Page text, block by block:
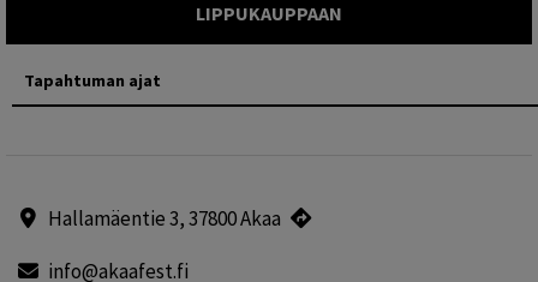
LIPPUKAUPPAAN
Tapahtuman ajat
Hallamäentie 3, 37800 Akaa
info@akaafest.fi